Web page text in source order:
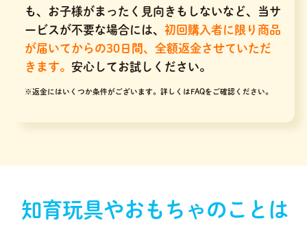
も、お子様がまったく見向きもしないなど、当サ
ービスが不要な場合には、 初回購入者に限り商品
が届いてからの30日間、全額返金させていただ
きます。 安心してお試しください。
※返金にはいくつか条件がございます。 詳しくはFAQをご確認ください。
知育玩具やおもちゃのことは